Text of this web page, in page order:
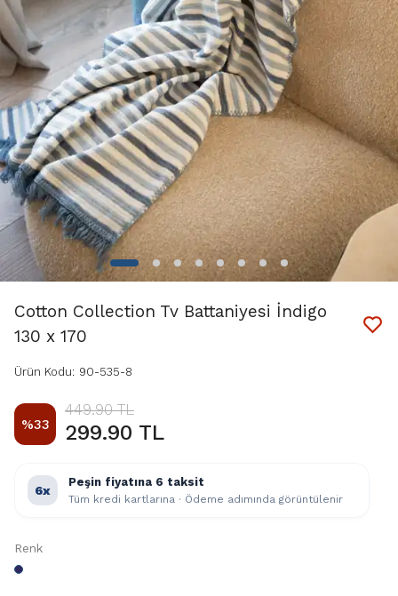
Cotton Collection Tv Battaniyesi İndigo
130 x 170
Ürün Kodu: 90-535-8
%33
449.90 TL
299.90 TL
6x
Peşin fiyatına 6 taksit
Tüm kredi kartlarına · Ödeme adımında görüntülenir
Renk